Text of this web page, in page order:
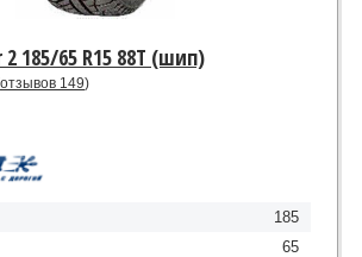
185/65 R15 88T (шип)
отзывов 149)
185
65